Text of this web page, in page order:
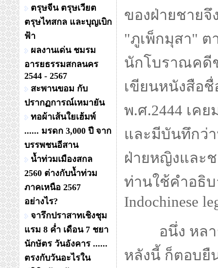
ตรุษจีน ตรุษเวียต
ตรุษไทสกล และบุญเบิก
ฟ้า
ผลงานเด่น ชมรม
อารยธรรมสกลนคร
2544 - 2567
สะพานขอม กับ
ปรากฏการณ์เหมายัน
ทอผ้าเส้นใยเฮ้มพ์
...... มรดก 3,000 ปี จาก
บรรพชนอีสาน
น้ำท่วมเมืองสกล
2560 ต่างกับน้ำท่วม
ภาคเหนือ 2567
อย่างไร?
จารึกปราสาทเชิงชุม
แรม 8 ค่ำ เดือน 7 ชยา
นักษัตร วันอังคาร ......
ตรงกับวันอะไรใน
ของฝ่ายชายจึ
"ภูเพ็กมุสา" ต
นักโบราณคดีช
เขียนหนังสือชื่
พ.ศ.2444 เค
และมีบันทึกว่
ฝ่ายหญิงและ
ท่านใช้คำอธิ
Indochinese
อนึ่ง หล
หลังนี้ ก็ตอบยื